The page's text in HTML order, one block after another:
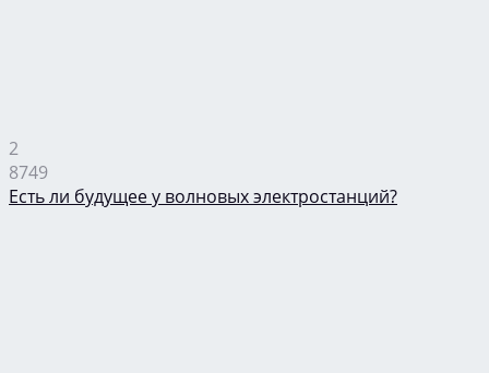
2
8749
Есть ли будущее у волновых электростанций?